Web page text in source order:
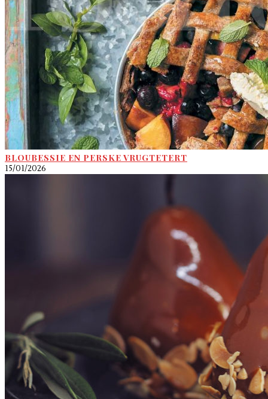
BLOUBESSIE EN PERSKE VRUGTETERT
15/01/2026